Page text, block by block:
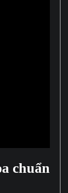
chuẩn